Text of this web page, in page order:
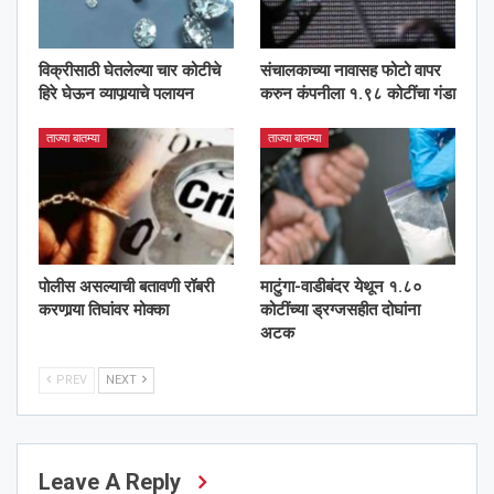
विक्रीसाठी घेतलेल्या चार कोटीचे
हिरे घेऊन व्यापार्‍याचे पलायन
संचालकाच्या नावासह फोटो वापर
करुन कंपनीला १.९८ कोटींचा गंडा
ताज्या बातम्या
पोलीस असल्याची बतावणी रॉबरी
करणार्‍या तिघांवर मोक्का
ताज्या बातम्या
माटुंगा-वाडीबंदर येथून १.८०
कोटींच्या ड्रग्जसहीत दोघांना
अटक
PREV NEXT
Leave A Reply